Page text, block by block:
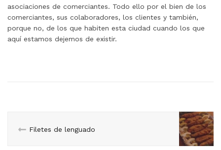
asociaciones de comerciantes. Todo ello por el bien de los
comerciantes, sus colaboradores, los clientes y también,
porque no, de los que habiten esta ciudad cuando los que
aquí estamos dejemos de existir.
Filetes de lenguado